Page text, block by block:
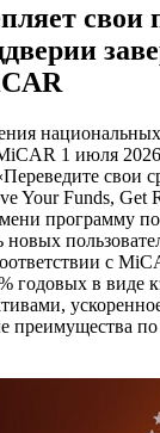
свои
1 июля
свои
Your Funds, Get
программу
с
годовых в виде
преимущества